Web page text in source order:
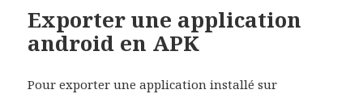
Exporter une application
android en APK
Pour exporter une application installé sur